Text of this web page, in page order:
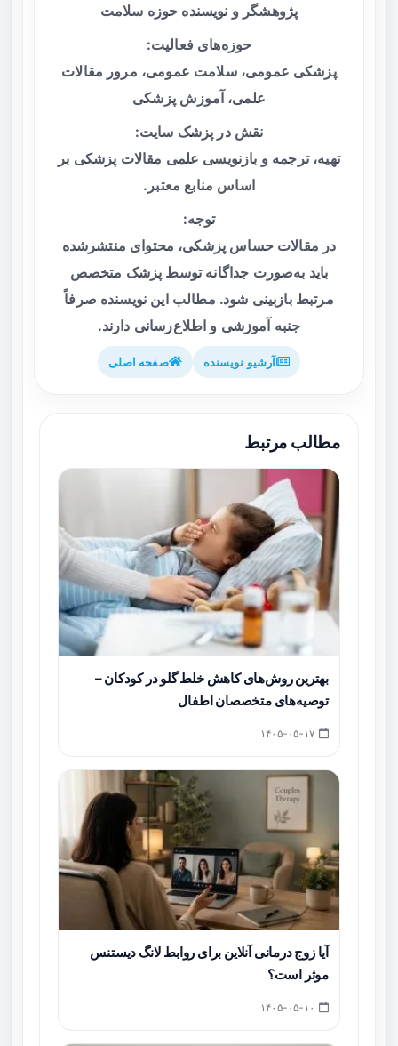
پژوهشگر و نویسنده حوزه سلامت
حوزه‌های فعالیت:
پزشکی عمومی، سلامت عمومی، مرور مقالات
علمی، آموزش پزشکی
نقش در پزشک سایت:
تهیه، ترجمه و بازنویسی علمی مقالات پزشکی بر
اساس منابع معتبر.
توجه:
در مقالات حساس پزشکی، محتوای منتشرشده
باید به‌صورت جداگانه توسط پزشک متخصص
مرتبط بازبینی شود. مطالب این نویسنده صرفاً
جنبه آموزشی و اطلاع‌رسانی دارند.
آرشیو نویسنده صفحه اصلی
مطالب مرتبط
بهترین روش‌های کاهش خلط گلو در کودکان –
توصیه‌های متخصصان اطفال
آیا زوج درمانی آنلاین برای روابط لانگ دیستنس
موثر است؟